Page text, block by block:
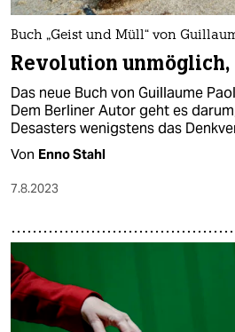
Buch „Geist und Müll“ von
Revolution
Das neue Buch von Guillaume
Dem Berliner Autor geht es
Desasters wenigstens das
Von Enno Stahl
7.8.2023